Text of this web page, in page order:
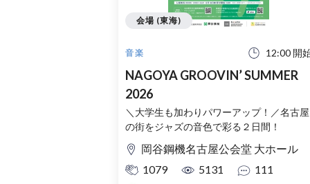
音楽 12:00 開
NAGOYA GROOVIN’ SUMMER
2026
＼大学生も加わりパワーアップ！／名古屋
の街をジャズの音色で彩る２日間！
岡谷鋼機名古屋公会堂 大ホール
1079
5131 111
会場 (東海)